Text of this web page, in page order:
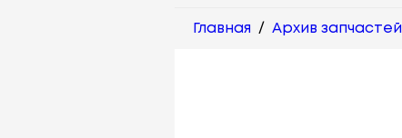
Главная / Архив запчастей